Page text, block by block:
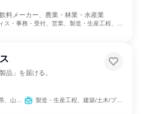
料メーカー、農業・林業・水産業
・事務・受付、営業、製造・生産工程、商品企画
品」を届ける。
口県 製造・生産工程、建築/土木/プラント専門職